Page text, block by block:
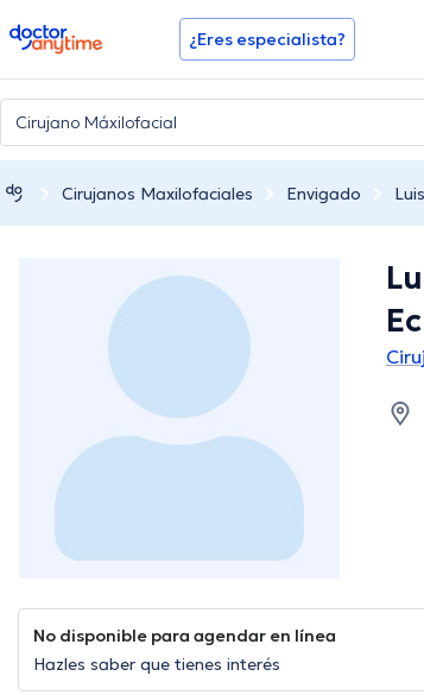
doctoranytime ¿Eres especialista?
Cirujanos Maxilofaciales Envigado
No disponible para agendar en línea
Hazles saber que tienes interés